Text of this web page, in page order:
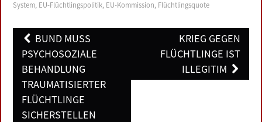
System, EU-Flüchtlingspolitik, EU-Kommission, Flüchtlingsquote
Post
navigation
BUND MUSS
PSYCHOSOZIALE
BEHANDLUNG
TRAUMATISIERTER
FLÜCHTLINGE
SICHERSTELLEN
KRIEG GEGEN
FLÜCHTLINGE IST
ILLEGITIM